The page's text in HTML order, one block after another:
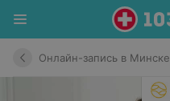
Онлайн-запись в Минске